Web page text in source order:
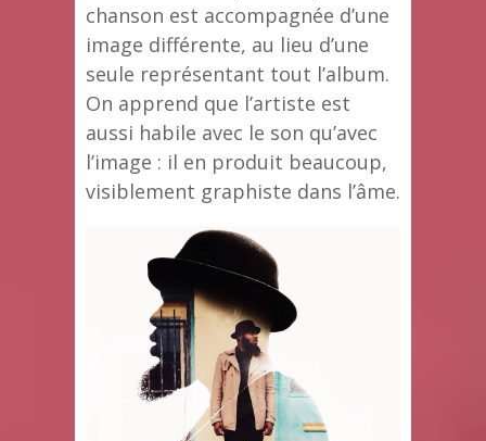
chanson est accompagnée d’une
image différente, au lieu d’une
seule représentant tout l’album.
On apprend que l’artiste est
aussi habile avec le son qu’avec
l’image : il en produit beaucoup,
visiblement graphiste dans l’âme.